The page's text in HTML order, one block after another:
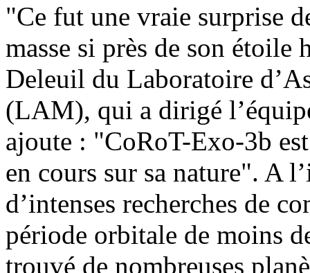
"Ce fut une vraie surprise
masse si près de son
Deleuil du Laboratoire
(LAM), qui a dirigé
ajoute : "CoRoT-Exo-3b
en cours sur sa nature". A
d’intenses recherches de
période orbitale de moins
trouvé de nombreuses